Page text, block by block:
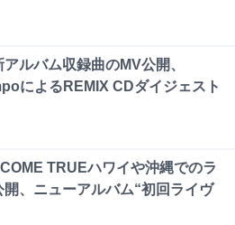
アルバム収録曲のMV公開、
によるREMIX CDダイジェスト
TRUEハワイや沖縄でのラ
開、ニューアルバム“初回ライヴ